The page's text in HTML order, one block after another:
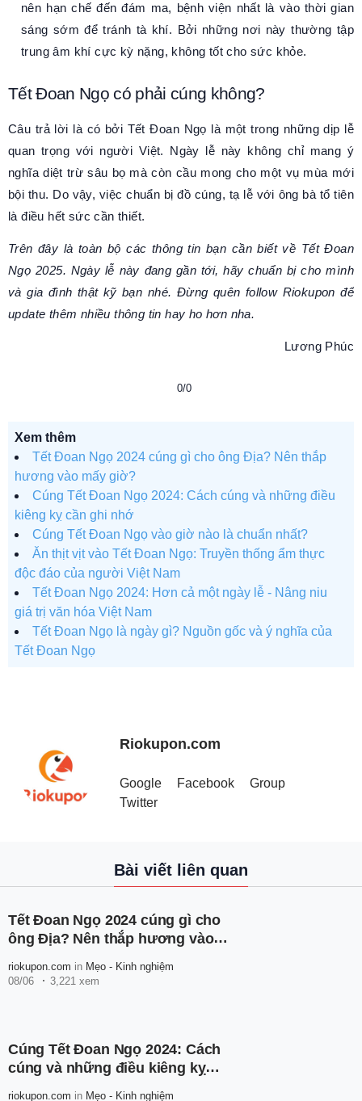
nên hạn chế đến đám ma, bệnh viện nhất là vào thời gian
sáng sớm để tránh tà khí. Bởi những nơi này thường tập
trung âm khí cực kỳ nặng, không tốt cho sức khỏe.
Tết Đoan Ngọ có phải cúng không?
Câu trả lời là có bởi Tết Đoan Ngọ là một trong những dịp lễ
quan trọng với người Việt. Ngày lễ này không chỉ mang ý
nghĩa diệt trừ sâu bọ mà còn cầu mong cho một vụ mùa mới
bội thu. Do vậy, việc chuẩn bị đồ cúng, tạ lễ với ông bà tổ tiên
là điều hết sức cần thiết.
Trên đây là toàn bộ các thông tin bạn cần biết về Tết Đoan
Ngọ 2025. Ngày lễ này đang gần tới, hãy chuẩn bị cho mình
và gia đình thật kỹ bạn nhé. Đừng quên follow Riokupon để
update thêm nhiều thông tin hay ho hơn nha.
Lương Phúc
0/0
Xem thêm
Tết Đoan Ngọ 2024 cúng gì cho ông Địa? Nên thắp
hương vào mấy giờ?
Cúng Tết Đoan Ngọ 2024: Cách cúng và những điều
kiêng kỵ cần ghi nhớ
Cúng Tết Đoan Ngọ vào giờ nào là chuẩn nhất?
Ăn thịt vịt vào Tết Đoan Ngọ: Truyền thống ẩm thực
độc đáo của người Việt Nam
Tết Đoan Ngọ 2024: Hơn cả một ngày lễ - Nâng niu
giá trị văn hóa Việt Nam
Tết Đoan Ngọ là ngày gì? Nguồn gốc và ý nghĩa của
Tết Đoan Ngọ
Riokupon.com
Google Facebook
Group
Twitter
Bài viết liên quan
Tết Đoan Ngọ 2024 cúng gì cho
ông Địa? Nên thắp hương vào
riokupon.com in Mẹo - Kinh nghiệm
08/06
3,221 xem
Cúng Tết Đoan Ngọ 2024: Cách
cúng và những điều kiêng kỵ
riokupon.com in Mẹo - Kinh nghiệm